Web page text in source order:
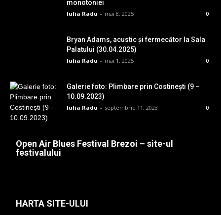
monotoniei
Iulia Radu - mai 8, 2025 0
Bryan Adams, acustic și fermecător la Sala
Palatului (30.04.2025)
Iulia Radu - mai 1, 2025 0
Galerie foto: Plimbare prin Costinești (9 –
10.09.2023)
Iulia Radu - septembrie 11, 2023 0
Open Air Blues Festival Brezoi – site-ul
festivalului
HARTA SITE-ULUI